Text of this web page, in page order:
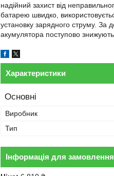
надійний захист від
батарею швидко,
установку зарядного струму. За
акумулятора поступово
Характеристики
Основні
Виробник
Тип
Інформація для замовлення